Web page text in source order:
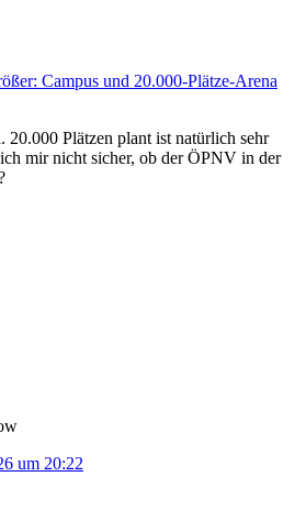
Campus und 20.000-Plätze-Arena
20.000 Plätzen plant ist natürlich sehr
mir nicht sicher, ob der ÖPNV in der
um 20:22